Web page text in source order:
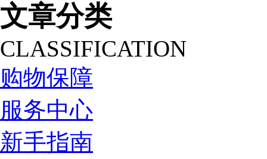
文章分类
CLASSIFICATION
购物保障
服务中心
新手指南